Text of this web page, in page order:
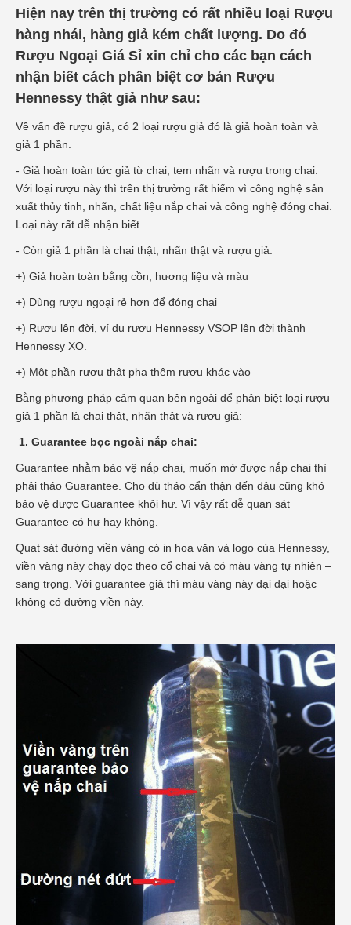
Hiện nay trên thị trường có rất nhiều loại Rượu
hàng nhái, hàng giả kém chất lượng. Do đó
Rượu Ngoại Giá Sỉ xin chỉ cho các bạn cách
nhận biết cách phân biệt cơ bản Rượu
Hennessy thật giả như sau:
Về vấn đề rượu giả, có 2 loại rượu giả đó là giả hoàn toàn và
giả 1 phần.
- Giả hoàn toàn tức giả từ chai, tem nhãn và rượu trong chai.
Với loại rượu này thì trên thị trường rất hiếm vì công nghệ sản
xuất thủy tinh, nhãn, chất liệu nắp chai và công nghệ đóng chai.
Loại này rất dễ nhận biết.
- Còn giả 1 phần là chai thật, nhãn thật và rượu giả.
+) Giả hoàn toàn bằng cồn, hương liệu và màu
+) Dùng rượu ngoại rẻ hơn để đóng chai
+) Rượu lên đời, ví dụ rượu Hennessy VSOP lên đời thành
Hennessy XO.
+) Một phần rượu thật pha thêm rượu khác vào
Bằng phương pháp cảm quan bên ngoài để phân biệt loại rượu
giả 1 phần là chai thật, nhãn thật và rượu giả:
1. Guarantee bọc ngoài nắp chai:
Guarantee nhằm bảo vệ nắp chai, muốn mở được nắp chai thì
phải tháo Guarantee. Cho dù tháo cẩn thận đến đâu cũng khó
bảo vệ được Guarantee khỏi hư. Vì vậy rất dễ quan sát
Guarantee có hư hay không.
Quat sát đường viền vàng có in hoa văn và logo của Hennessy,
viền vàng này chạy dọc theo cổ chai và có màu vàng tự nhiên –
sang trọng. Với guarantee giả thì màu vàng này dại dại hoặc
không có đường viền này.